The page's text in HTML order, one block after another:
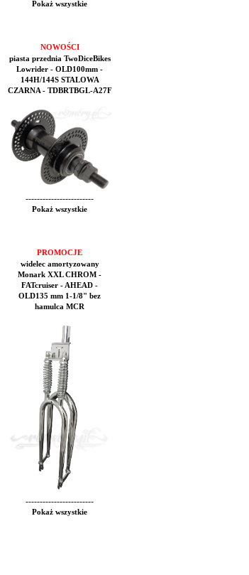
Pokaż wszystkie
NOWOŚCI
piasta przednia TwoDiceBikes
Lowrider - OLD100mm -
144H/144S STALOWA
CZARNA - TDBRTBGL-A27F
------------------------
Pokaż wszystkie
PROMOCJE
widelec amortyzowany
Monark XXL CHROM -
FATcruiser - AHEAD -
OLD135 mm 1-1/8" bez
hamulca MCR
------------------------
Pokaż wszystkie